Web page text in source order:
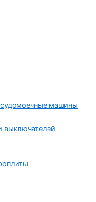
машины
выключателей